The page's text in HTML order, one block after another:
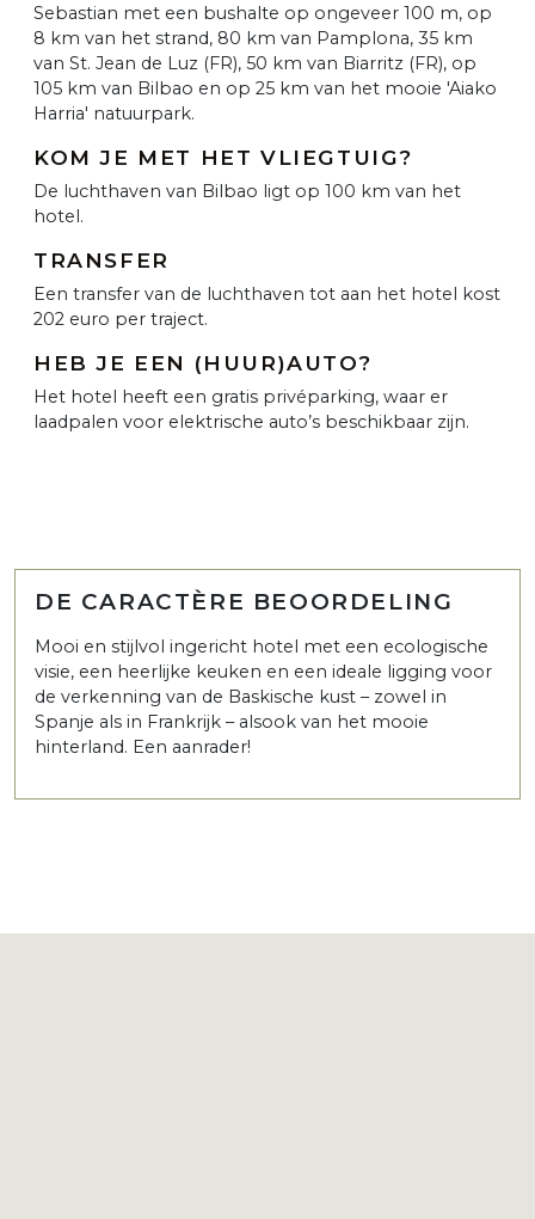
Sebastian met een bushalte op ongeveer 100 m, op
8 km van het strand, 80 km van Pamplona, 35 km
van St. Jean de Luz (FR), 50 km van Biarritz (FR), op
105 km van Bilbao en op 25 km van het mooie 'Aiako
Harria' natuurpark.
KOM JE MET HET VLIEGTUIG?
De luchthaven van Bilbao ligt op 100 km van het
hotel.
TRANSFER
Een transfer van de luchthaven tot aan het hotel kost
202 euro per traject.
HEB JE EEN (HUUR)AUTO?
Het hotel heeft een gratis privéparking, waar er
laadpalen voor elektrische auto’s beschikbaar zijn.
DE CARACTÈRE BEOORDELING
Mooi en stijlvol ingericht hotel met een ecologische
visie, een heerlijke keuken en een ideale ligging voor
de verkenning van de Baskische kust – zowel in
Spanje als in Frankrijk – alsook van het mooie
hinterland. Een aanrader!